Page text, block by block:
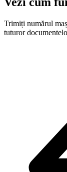
Trimiți numărul
tuturor